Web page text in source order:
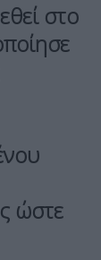
στο
ώστε